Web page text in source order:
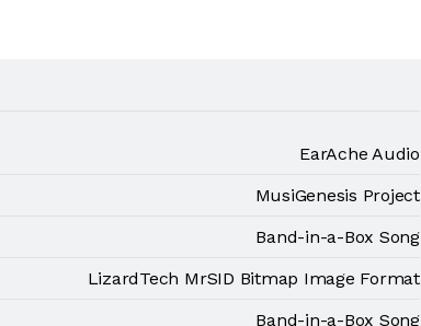
EarAche Audio
MusiGenesis Project
Band-in-a-Box Song
LizardTech MrSID Bitmap Image Format
Band-in-a-Box Song